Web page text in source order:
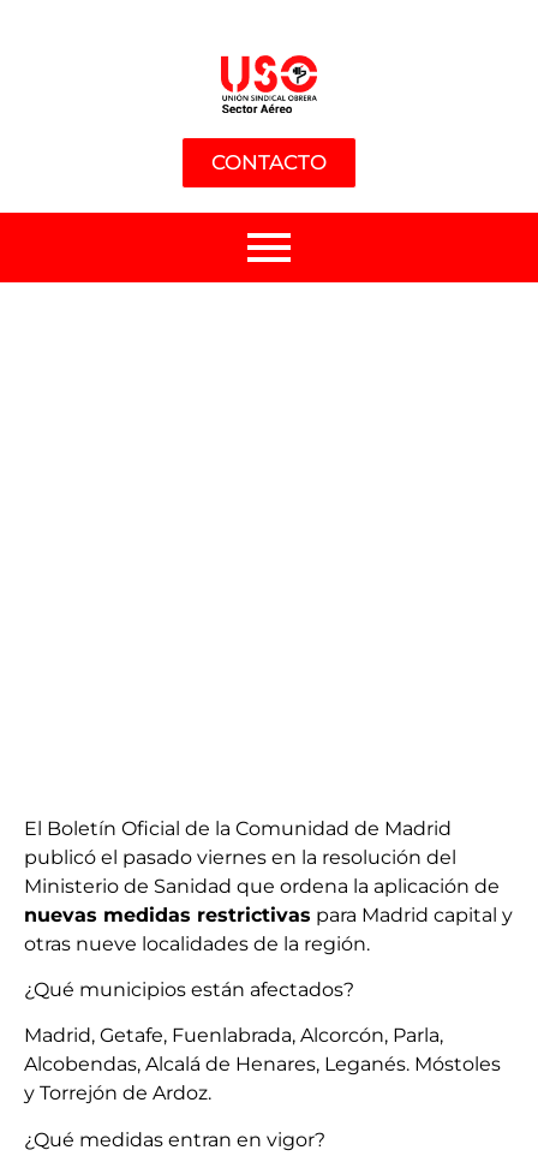
CONTACTO
El Boletín Oficial de la Comunidad de Madrid
publicó el pasado viernes en la resolución del
Ministerio de Sanidad que ordena la aplicación de
nuevas medidas restrictivas para Madrid capital y
otras nueve localidades de la región.
¿Qué municipios están afectados?
Madrid, Getafe, Fuenlabrada, Alcorcón, Parla,
Alcobendas, Alcalá de Henares, Leganés. Móstoles
y Torrejón de Ardoz.
¿Qué medidas entran en vigor?